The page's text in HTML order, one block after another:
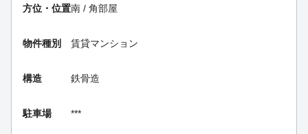
方位・位置南 / 角部屋
物件種別 賃貸マンション
構造 鉄骨造
駐車場 ***